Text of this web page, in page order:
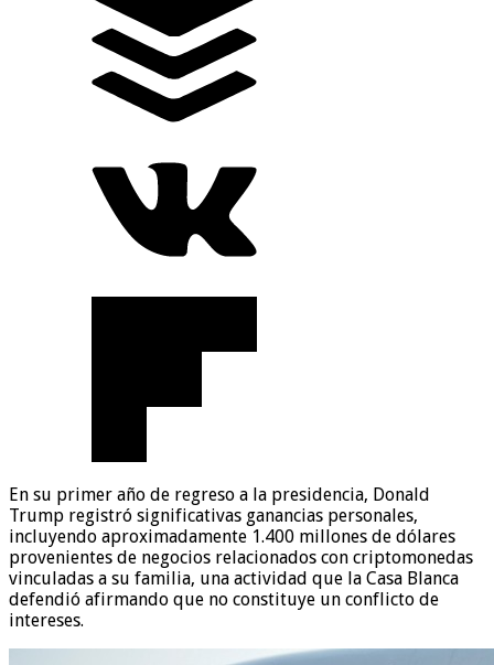
En su primer año de regreso a la presidencia, Donald
Trump registró significativas ganancias personales,
incluyendo aproximadamente 1.400 millones de dólares
provenientes de negocios relacionados con criptomonedas
vinculadas a su familia, una actividad que la Casa Blanca
defendió afirmando que no constituye un conflicto de
intereses.